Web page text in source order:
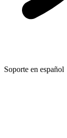
Soporte en español